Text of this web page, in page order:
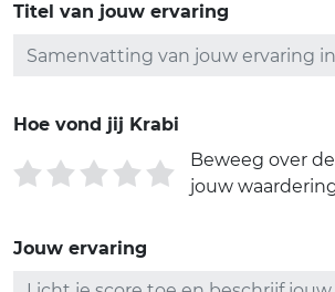
Titel van jouw ervaring
Hoe vond jij Krabi
Beweeg over
jouw
Jouw ervaring